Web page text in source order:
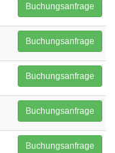
Buchungsanfrage
Buchungsanfrage
Buchungsanfrage
Buchungsanfrage
Buchungsanfrage